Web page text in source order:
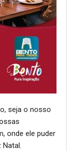
seja o nosso
onde ele puder
Natal.